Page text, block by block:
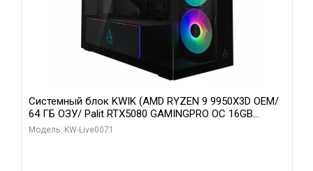
Системный блок KWIK (AMD RYZEN 9 9950X3D OEM/
64 ГБ ОЗУ/ Palit RTX5080 GAMINGPRO OC 16GB
GDDR7 256bit 3xDP HD/ 960 ГБ SSD)
Модель: KW-Live0071